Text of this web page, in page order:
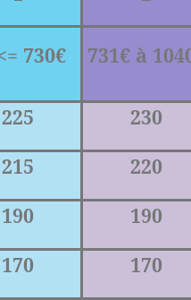
730€ 731€ à
225
230
215
220
190
190
170
170